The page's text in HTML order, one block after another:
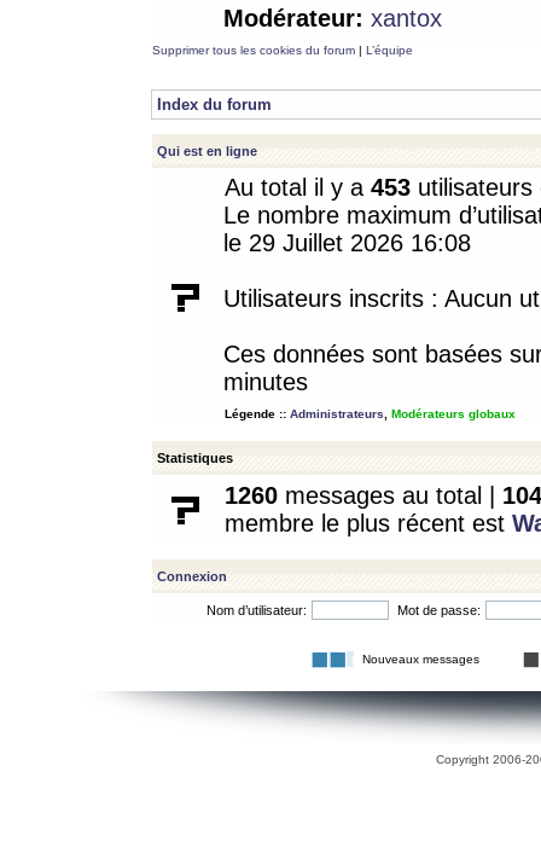
Modérateur: xantox
Supprimer tous les cookies du forum | L’équipe
Index du forum
Qui est en ligne
Au total il y a 453
Le nombre maximum
le 29 Juillet 2026 16:08
Utilisateurs inscrits : Aucun
Ces données sont basées
minutes
Légende :: Administrateurs Modérateurs globaux
Statistiques
1260 messages au total | 104
membre le plus récent est
Connexion
Nom d’utilisateur: Mot de passe:
Nouveaux messages
Copyright 2006-